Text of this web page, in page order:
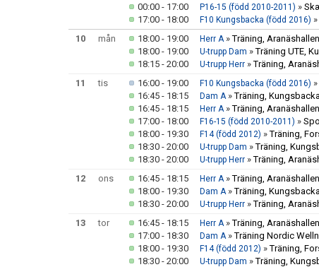
00:00 - 17:00
P16-15 (född 2010-2011) »
17:00 - 18:00
F10 Kungsbacka (född 2016) »
10
mån 18:00 - 19:00 Herr A»Träning, Aranäshallen
18:00 - 19:00
U-trupp Dam »Träning UTE,
18:15 - 20:00
U-trupp Herr »Träning,
11
tis 16:00 - 19:00 F10 Kungsbacka (född 2016) »
16:45 - 18:15
Dam A»Träning,
16:45 - 18:15
Herr A»Träning, Aranäshallen
17:00 - 18:00
F16-15 (född 2010-2011) »
18:00 - 19:30
F14 (född 2012) »Träning,
18:30 - 20:00
U-trupp Dam »Träning,
18:30 - 20:00
U-trupp Herr »Träning,
12
ons 16:45 - 18:15 Herr A»Träning, Aranäshallen
18:00 - 19:30
Dam A»Träning,
18:30 - 20:00
U-trupp Herr »Träning,
13
tor 16:45 - 18:15 Herr A»Träning, Aranäshallen
17:00 - 18:30
Dam A»Träning Nordic
18:00 - 19:30
F14 (född 2012) »Träning,
18:30 - 20:00
U-trupp Dam »Träning,